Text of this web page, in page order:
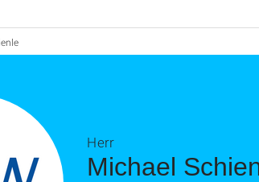
Michael
Herr